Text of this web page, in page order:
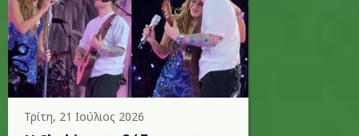
Τρίτη, 21 Ιούλιος 2026